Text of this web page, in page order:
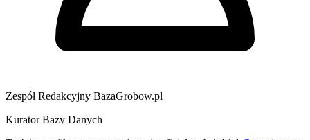
Zespół Redakcyjny BazaGrobow.pl
Kurator Bazy Danych